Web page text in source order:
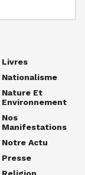
Livres
Nationalisme
Nature Et
Environnement
Nos
Manifestations
Notre Actu
Presse